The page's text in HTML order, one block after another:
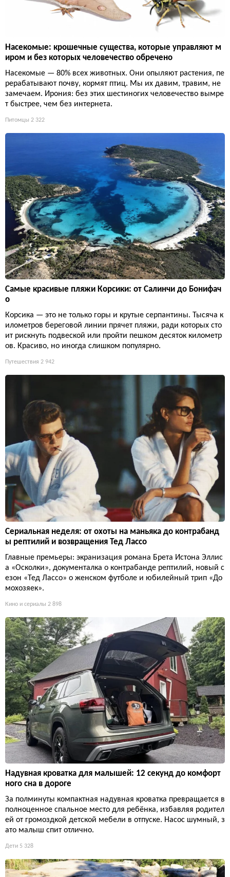
Насекомые: крошечные существа, которые управляют м
иром и без которых человечество обречено
Насекомые — 80% всех животных. Они опыляют растения, пе
рерабатывают почву, кормят птиц. Мы их давим, травим, не
замечаем. Ирония: без этих шестиногих человечество вымре
т быстрее, чем без интернета.
Питомцы 2 322
Самые красивые пляжи Корсики: от Салинчи до Бонифач
о
Корсика — это не только горы и крутые серпантины. Тысяча к
илометров береговой линии прячет пляжи, ради которых сто
ит рискнуть подвеской или пройти пешком десяток километр
ов. Красиво, но иногда слишком популярно.
Путешествия 2 942
Сериальная неделя: от охоты на маньяка до контрабанд
ы рептилий и возвращения Тед Лассо
Главные премьеры: экранизация романа Брета Истона Эллис
а «Осколки», документалка о контрабанде рептилий, новый с
езон «Тед Лассо» о женском футболе и юбилейный трип «До
мохозяек».
Кино и сериалы 2 898
Надувная кроватка для малышей: 12 секунд до комфорт
ного сна в дороге
За полминуты компактная надувная кроватка превращается в
полноценное спальное место для ребёнка, избавляя родител
ей от громоздкой детской мебели в отпуске. Насос шумный, з
ато малыш спит отлично.
Дети 5 328